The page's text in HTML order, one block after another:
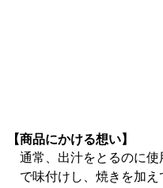
【商品にかける想い】
通常、出汁をとるのに
で味付けし、焼きを加